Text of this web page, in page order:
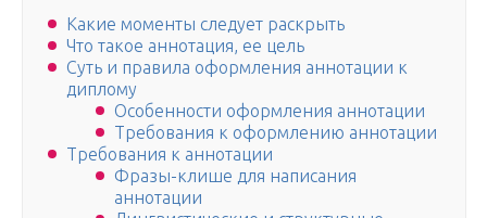
Какие моменты следует раскрыть
Что такое аннотация, ее цель
Суть и правила оформления аннотации к
диплому
Особенности оформления аннотации
Требования к оформлению аннотации
Требования к аннотации
Фразы-клише для написания
аннотации